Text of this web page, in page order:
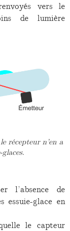
vers le
de lumière
récepteur n’en a
l’absence de
essuie-glace en
le capteur